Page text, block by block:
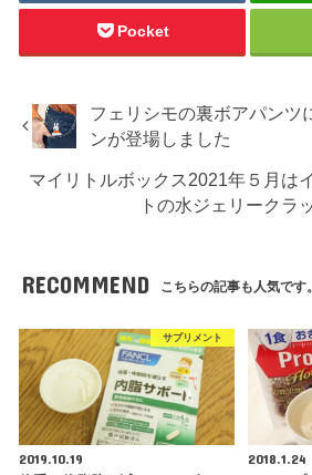
Pocket
フェリシモの裏ボアパンツ
ンが登場しました
マイリトルボックス2021年５月は
トの水ジェリークラ
RECOMMEND こちらの記事も人気です。
サプリメント
2019.10.19
2018.1.24